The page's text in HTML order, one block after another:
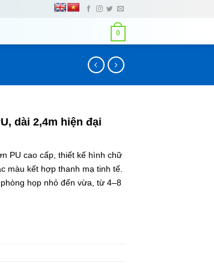
0
dài 2,4m hiện đại
PU cao cấp, thiết kế hình chữ
màu kết hợp thanh mạ tinh tế.
họp nhỏ đến vừa, từ 4–8